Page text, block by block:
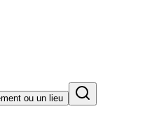
ou un lieu